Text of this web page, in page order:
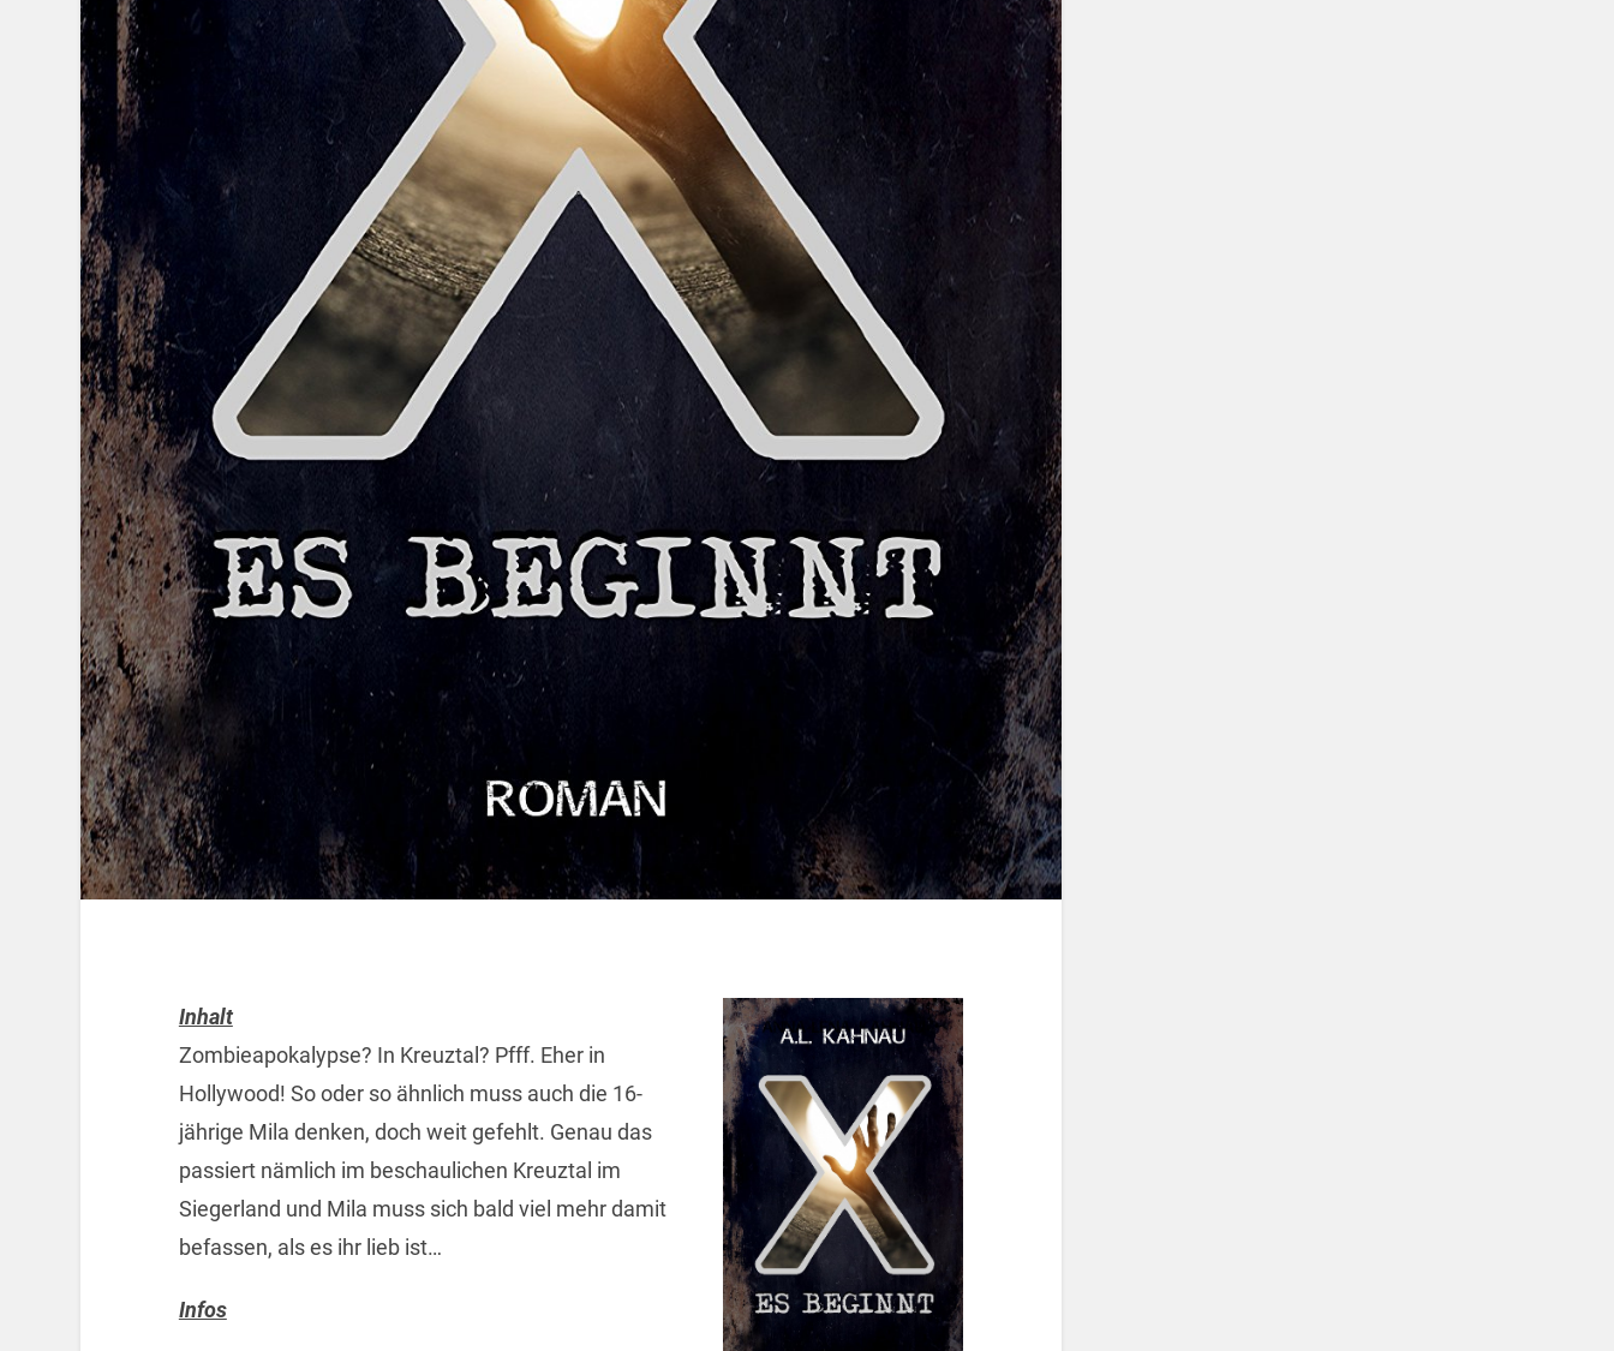
Inhalt
Zombieapokalypse? In Kreuztal? Pfff. Eher in
Hollywood! So oder so ähnlich muss auch die 16-
jährige Mila denken, doch weit gefehlt. Genau das
passiert nämlich im beschaulichen Kreuztal im
Siegerland und Mila muss sich bald viel mehr damit
befassen, als es ihr lieb ist…
Infos